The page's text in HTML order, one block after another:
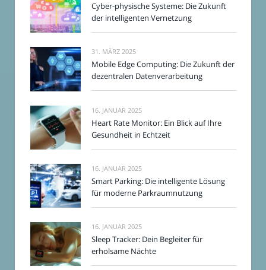
Cyber-physische Systeme: Die Zukunft
der intelligenten Vernetzung
31. MÄRZ 2025
Mobile Edge Computing: Die Zukunft der
dezentralen Datenverarbeitung
16. JANUAR 2025
Heart Rate Monitor: Ein Blick auf Ihre
Gesundheit in Echtzeit
16. JANUAR 2025
Smart Parking: Die intelligente Lösung
für moderne Parkraumnutzung
16. JANUAR 2025
Sleep Tracker: Dein Begleiter für
erholsame Nächte